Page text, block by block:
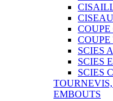
SCIES
SCIES
SCIES
EMBOUTS